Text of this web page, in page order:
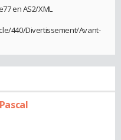
en AS2/XML
440/Divertissement/Avant-